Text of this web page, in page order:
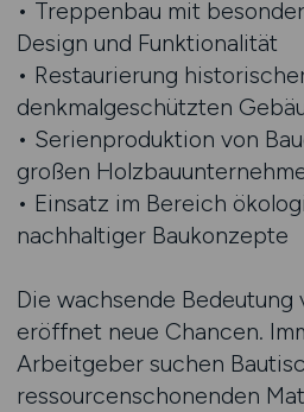
• Treppenbau mit
Design und Funktionalität
• Restaurierung
denkmalgeschützten
• Serienproduktion von
großen
• Einsatz im Bereich
nachhaltiger Baukonzepte
Die wachsende
eröffnet neue Chancen.
Arbeitgeber suchen
ressourcenschonenden